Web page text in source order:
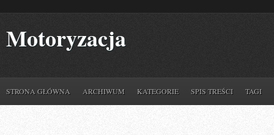
Motoryzacja
STRONA GŁÓWNA ARCHIWUM KATEGORIE SPIS TREŚCI TAGI